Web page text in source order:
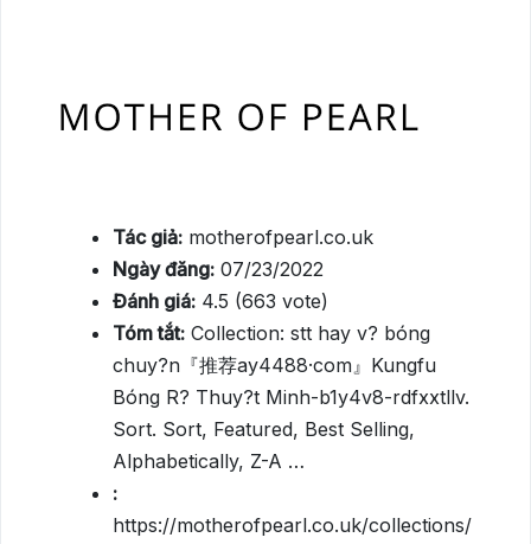
Tác giả: motherofpearl.co.uk
Ngày đăng: 07/23/2022
Đánh giá: 4.5 (663 vote)
Tóm tắt: Collection: stt hay v? bóng
chuy?n『推荐ay4488·com』Kungfu
Bóng R? Thuy?t Minh-b1y4v8-rdfxxtllv.
Sort. Sort, Featured, Best Selling,
Alphabetically, Z-A …
:
https://motherofpearl.co.uk/collections/